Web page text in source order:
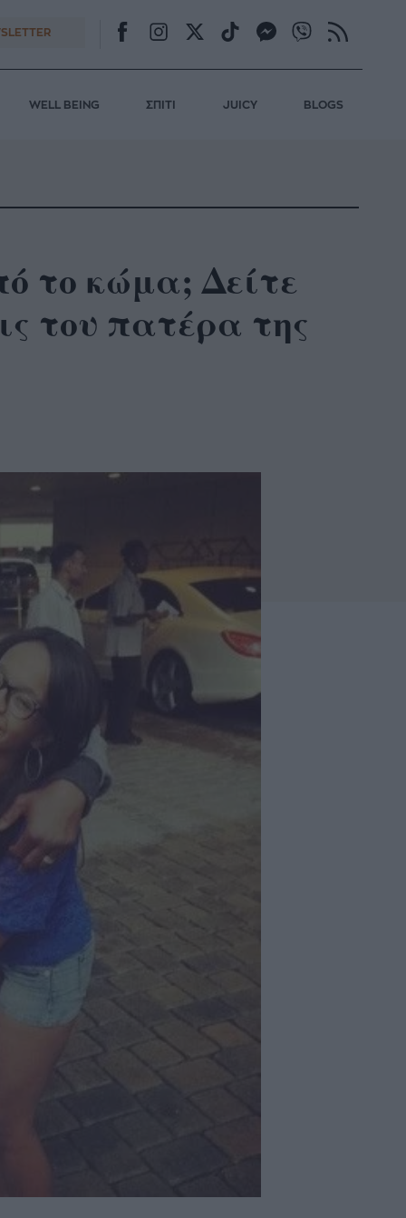
WELL BEING ΣΠΙΤΙ JUICY BLOGS
το κώμα; Δείτε
του πατέρα της